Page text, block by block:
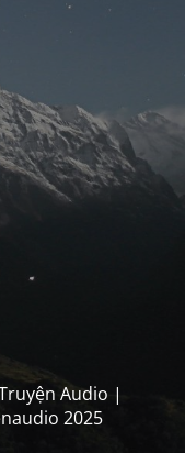
Audio |
2025